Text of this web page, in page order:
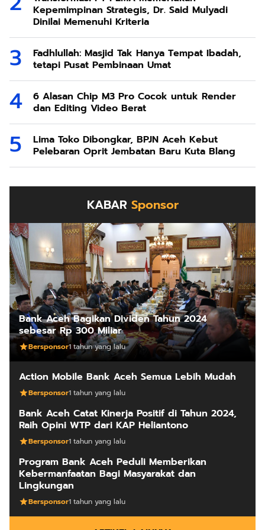
Kepemimpinan Strategis, Dr. Said Mulyadi
Dinilai Memenuhi Kriteria
Fadhlullah: Masjid Tak Hanya Tempat Ibadah,
tetapi Pusat Pembinaan Umat
6 Alasan Chip M3 Pro Cocok untuk Render
dan Editing Video Berat
Lima Toko Dibongkar, BPJN Aceh Kebut
Pelebaran Oprit Jembatan Baru Kuta Blang
KABAR Sponsor
Bank Aceh Bagikan Dividen Tahun 2024
sebesar Rp 300 Miliar
Bersponsor1 tahun yang lalu
Action Mobile Bank Aceh Semua Lebih Mudah
Bersponsor1 tahun yang lalu
Bank Aceh Catat Kinerja Positif di Tahun 2024,
Raih Opini WTP dari KAP Heliantono
Bersponsor1 tahun yang lalu
Program Bank Aceh Peduli Memberikan
Kebermanfaatan Bagi Masyarakat dan
Lingkungan
Bersponsor1 tahun yang lalu